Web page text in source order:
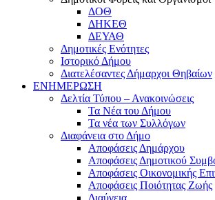
ΔΟΘ
ΔΗΚΕΘ
ΔΕΥΑΘ
Δημοτικές Ενότητες
Ιστορικό Δήμου
Διατελέσαντες Δήμαρχοι Θηβαίων
ΕΝΗΜΕΡΩΣΗ
Δελτία Τύπου – Ανακοινώσεις
Τα Νέα του Δήμου
Τα νέα των Συλλόγων
Διαφάνεια στο Δήμο
Αποφάσεις Δημάρχου
Αποφάσεις Δημοτικού
Αποφάσεις Οικονομικής
Αποφάσεις Ποιότητας Ζωής